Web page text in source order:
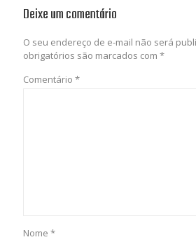
Deixe um comentário
O seu endereço de e-mail não será
obrigatórios são marcados com *
Comentário *
Nome *